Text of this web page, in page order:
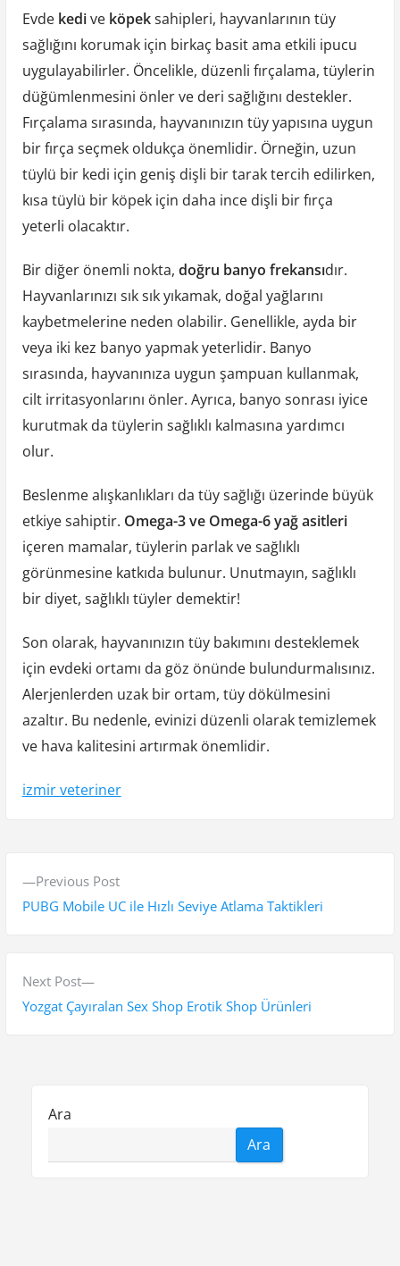
Evde kedive köpeksahipleri, hayvanlarının tüy
sağlığını korumak için birkaç basit ama etkili ipucu
uygulayabilirler. Öncelikle, düzenli fırçalama, tüylerin
düğümlenmesini önler ve deri sağlığını destekler.
Fırçalama sırasında, hayvanınızın tüy yapısına uygun
bir fırça seçmek oldukça önemlidir. Örneğin, uzun
tüylü bir kedi için geniş dişli bir tarak tercih edilirken,
kısa tüylü bir köpek için daha ince dişli bir fırça
yeterli olacaktır.
Bir diğer önemli nokta, doğru banyo frekansıdır.
Hayvanlarınızı sık sık yıkamak, doğal yağlarını
kaybetmelerine neden olabilir. Genellikle, ayda bir
veya iki kez banyo yapmak yeterlidir. Banyo
sırasında, hayvanınıza uygun şampuan kullanmak,
cilt irritasyonlarını önler. Ayrıca, banyo sonrası iyice
kurutmak da tüylerin sağlıklı kalmasına yardımcı
olur.
Beslenme alışkanlıkları da tüy sağlığı üzerinde büyük
etkiye sahiptir. Omega-3 ve Omega-6 yağ asitleri
içeren mamalar, tüylerin parlak ve sağlıklı
görünmesine katkıda bulunur. Unutmayın, sağlıklı
bir diyet, sağlıklı tüyler demektir!
Son olarak, hayvanınızın tüy bakımını desteklemek
için evdeki ortamı da göz önünde bulundurmalısınız.
Alerjenlerden uzak bir ortam, tüy dökülmesini
azaltır. Bu nedenle, evinizi düzenli olarak temizlemek
ve hava kalitesini artırmak önemlidir.
izmir veteriner
Previous PostP
r
o
PUBG Mobile UC ile Hızlı Seviye Atlama Taktikleri
Next Post
N
e
Yozgat Çayıralan Sex Shop Erotik Shop Ürünleri
Ara
Ara